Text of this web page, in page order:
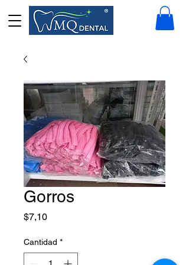
Gorros
$7,10Precio
Cantidad *